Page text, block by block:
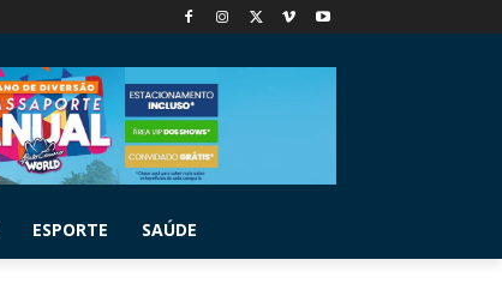
ESPORTE SAÚDE